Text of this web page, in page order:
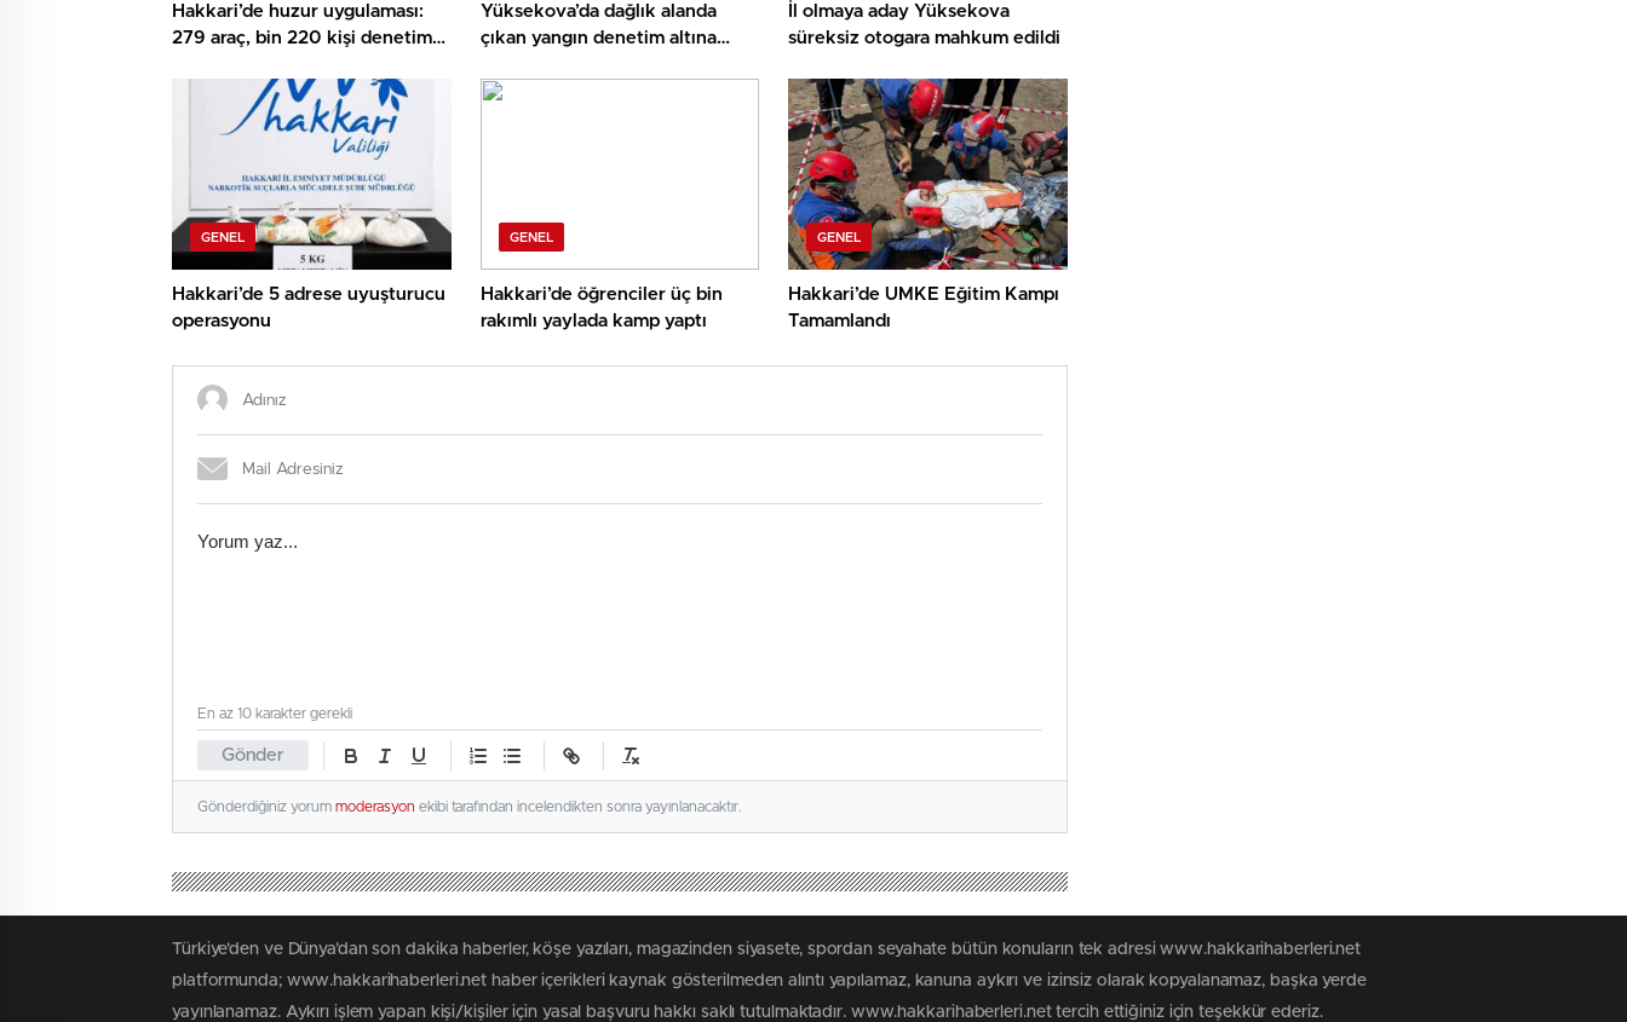
Hakkari’de huzur uygulaması:
279 araç, bin 220 kişi denetim
Yüksekova’da dağlık alanda
çıkan yangın denetim altına
İl olmaya aday Yüksekova
süreksiz otogara mahkum edildi
GENEL
Hakkari’de 5 adrese uyuşturucu
operasyonu
GENEL
Hakkari’de öğrenciler üç bin
rakımlı yaylada kamp yaptı
GENEL
Hakkari’de UMKE Eğitim Kampı
Tamamlandı
Gönder
En az 10 karakter gerekli
Gönderdiğiniz yorum moderasyon ekibi tarafından incelendikten sonra yayınlanacaktır.
Türkiye'den ve Dünya’dan son dakika haberler, köşe yazıları, magazinden siyasete, spordan seyahate bütün konuların tek adresi www.hakkarihaberleri.net
platformunda; www.hakkarihaberleri.net haber içerikleri kaynak gösterilmeden alıntı yapılamaz, kanuna aykırı ve izinsiz olarak kopyalanamaz, başka yerde
yayınlanamaz. Aykırı işlem yapan kişi/kişiler için yasal başvuru hakkı saklı tutulmaktadır. www.hakkarihaberleri.net tercih ettiğiniz için teşekkür ederiz.